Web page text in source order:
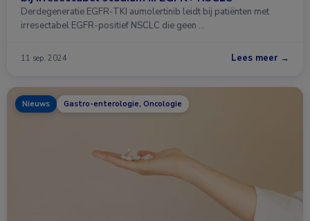
Derdegeneratie EGFR-TKI aumolertinib leidt bij patiënten met
irresectabel EGFR-positief NSCLC die geen …
11 sep. 2024 Lees meer →
Nieuws Gastro-enterologie, Oncologie